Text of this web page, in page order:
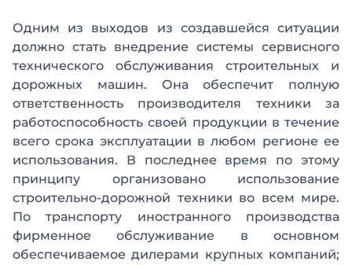
Одним из выходов из создавшейся ситуации
должно стать внедрение системы сервисного
технического обслуживания строительных и
дорожных машин. Она обеспечит полную
ответственность производителя техники за
работоспособность своей продукции в течение
всего срока эксплуатации в любом регионе ее
использования. В последнее время по этому
принципу организовано использование
строительно-дорожной техники во всем мире.
По транспорту иностранного производства
фирменное обслуживание в основном
обеспечиваемое дилерами крупных компаний;